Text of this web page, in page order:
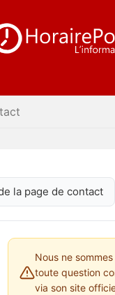
la page de contact
Nous ne
toute question
via son site